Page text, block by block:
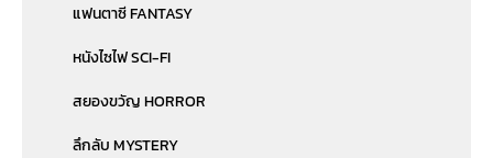
แฟนตาซี FANTASY
หนังไซไฟ SCI-FI
สยองขวัญ HORROR
ลึกลับ MYSTERY